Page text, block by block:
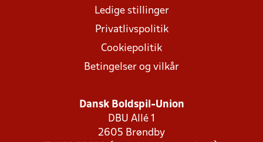
Ledige stillinger
Privatlivspolitik
Cookiepolitik
Betingelser og vilkår
Dansk Boldspil-Union
DBU Allé 1
2605 Brøndby